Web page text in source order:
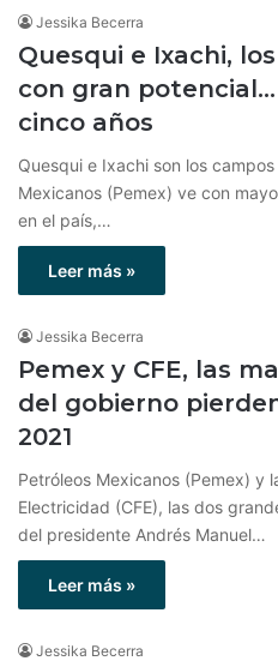
Jessika Becerra
Quesqui e Ixachi,
con gran
cinco años
Quesqui e Ixachi son los
Mexicanos (Pemex) ve con
en el país,…
Leer más »
Jessika Becerra
Pemex y CFE, las
del gobierno
2021
Petróleos Mexicanos (Pemex) y
Electricidad (CFE), las dos
del presidente Andrés Manuel…
Leer más »
Jessika Becerra